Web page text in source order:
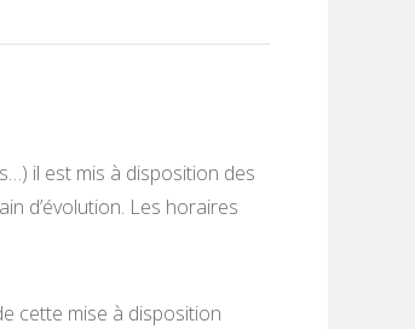
il est mis à disposition des
d’évolution. Les horaires
cette mise à disposition